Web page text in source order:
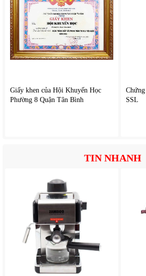
6. Tìm kiếm và điều khiển dễ dàng
Khi sử dụng điều khiển từ xa hoặc
thoại, bạn có thể tìm kiếm nội dung
điều chỉnh kênh, âm lượng và các
nội dung từ điện thoại lên màn hình
Những tính năng này làm cho việc
Giấy khen của Hội Khuyến Học
Phường 8 Quận Tân Bình
SSL
TIN NHANH